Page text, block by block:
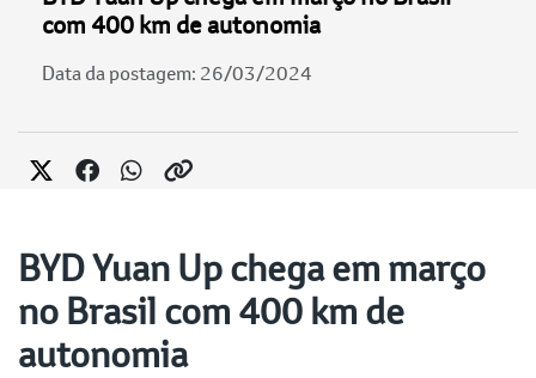
com 400 km de autonomia
Data da postagem: 26/03/2024
BYD Yuan Up chega em março
no Brasil com 400 km de
autonomia